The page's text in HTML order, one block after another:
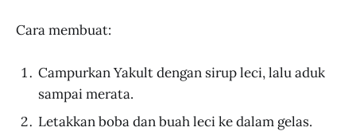
Cara membuat:
Campurkan Yakult dengan sirup leci, lalu aduk
sampai merata.
Letakkan boba dan buah leci ke dalam gelas.